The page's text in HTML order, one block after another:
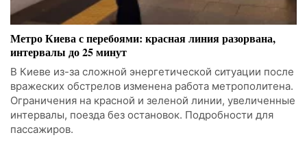
Метро Киева с перебоями: красная линия разорвана,
интервалы до 25 минут
В Киеве из-за сложной энергетической ситуации после
вражеских обстрелов изменена работа метрополитена.
Ограничения на красной и зеленой линии, увеличенные
интервалы, поезда без остановок. Подробности для
пассажиров.